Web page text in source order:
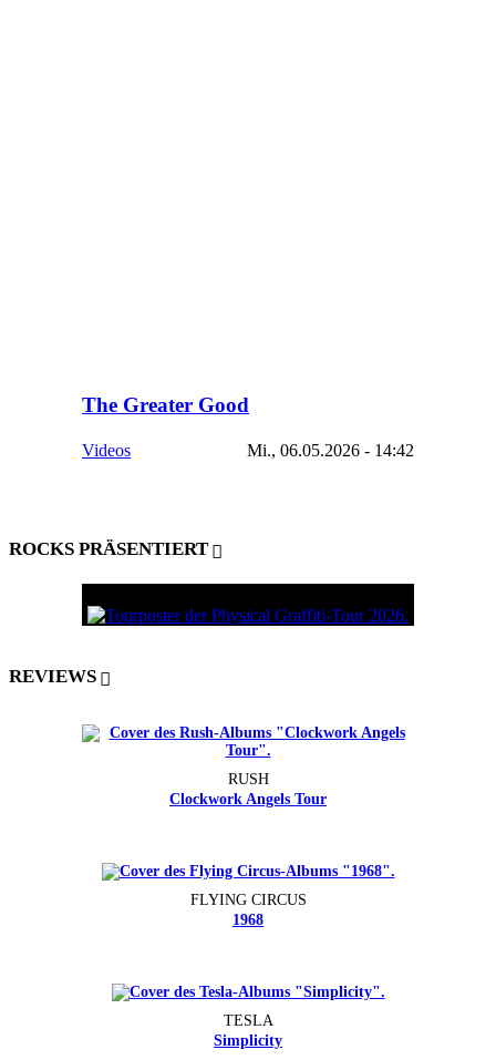
The Greater Good
Videos Mi., 06.05.2026 - 14:42
ROCKS PRÄSENTIERT
REVIEWS
RUSH
Clockwork Angels Tour
FLYING CIRCUS
1968
TESLA
Simplicity